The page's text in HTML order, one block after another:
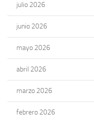
julio 2026
junio 2026
mayo 2026
abril 2026
marzo 2026
febrero 2026